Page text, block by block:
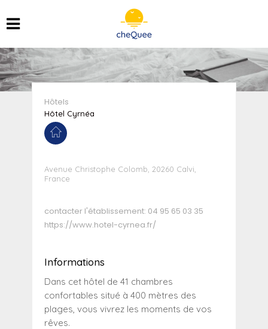
Hôtels
Hôtel Cyrnéa
Avenue Christophe Colomb, 20260 Calvi,
France
contacter l'établissement: 04 95 65 03 35
https://www.hotel-cyrnea.fr/
Informations
Dans cet hôtel de 41 chambres
confortables situé à 400 mètres des
plages, vous vivrez les moments de vos
rêves.